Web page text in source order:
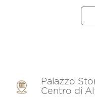
Palazzo
Centro di